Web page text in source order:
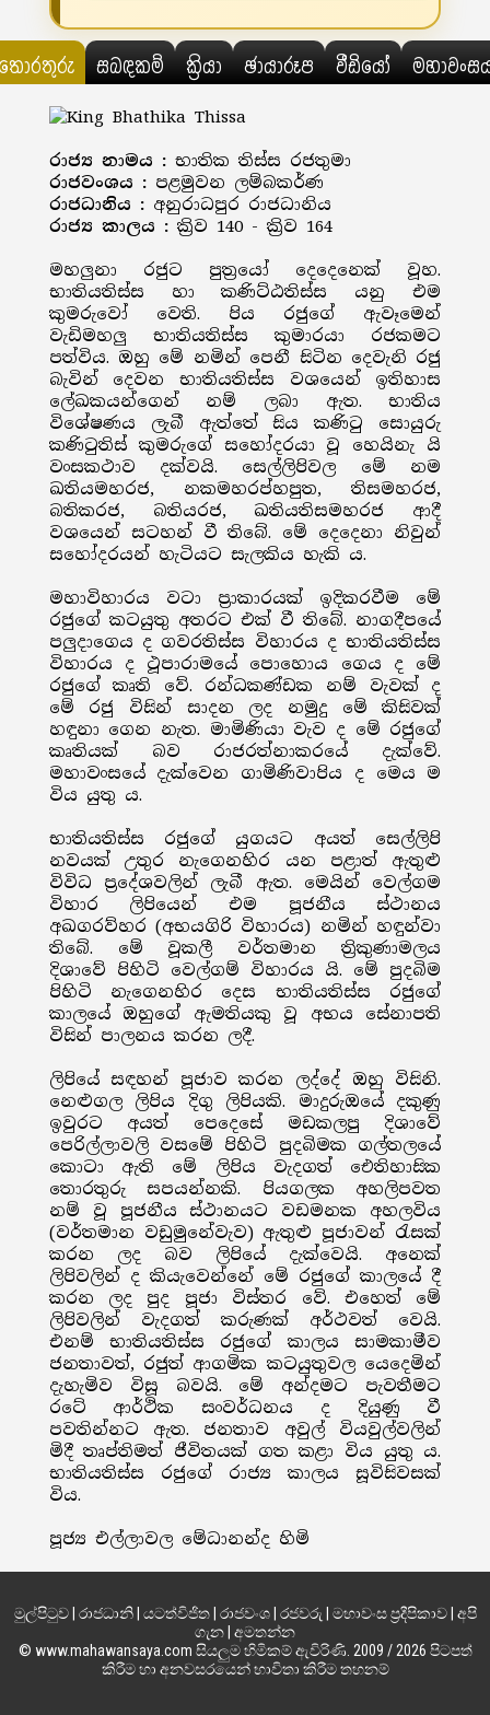
සබඳකම් ක්‍රියා ඡායාරූප වීඩියෝ
රාජ්‍ය නාමය : භාතික තිස්ස රජතුමා
රාජවංශය : පළමුවන ලම්බකර්ණ
රාජධානිය : අනුරාධපුර රාජධානිය
රාජ්‍ය කාලය : ක්‍රිව 140 - ක්‍රිව 164
මහලුනා රජුට පුත්‍රයෝ දෙදෙනෙක් වූහ.
භාතියතිස්ස හා කණිට්ඨතිස්ස යනු එම
කුමරුවෝ වෙති. පිය රජුගේ ඇවෑමෙන්
වැඩිමහලු භාතියතිස්ස කුමාරයා රජකමට
පත්විය. ඔහු මේ නමින් පෙනී සිටින දෙවැනි රජු
බැවින් දෙවන භාතියතිස්ස වශයෙන් ඉතිහාස
ලේඛකයන්ගෙන් නම් ලබා ඇත. භාතිය
විශේෂණය ලැබී ඇත්තේ සිය කණිටු සොයුරු
කණිටුතිස් කුමරුගේ සහෝදරයා වූ හෙයිනැ යි
වංසකථාව දක්වයි. සෙල්ලිපිවල මේ නම
ඛතියමහරජ, නකමහරප්හපුත, තිසමහරජ,
බතිකරජ, බතියරජ, ඛතියතිසමහරජ ආදී
වශයෙන් සටහන් වී තිබේ. මේ දෙදෙනා නිවුන්
සහෝදරයන් හැටියට සැලකිය හැකි ය.
මහාවිහාරය වටා ප්‍රාකාරයක් ඉදිකරවීම මේ
රජුගේ කටයුතු අතරට එක් වී තිබේ. නාගදීපයේ
පලුදාගෙය ද ගවරතිස්ස විහාරය ද භාතියතිස්ස
විහාරය ද ථූපාරාමයේ පොහොය ගෙය ද මේ
රජුගේ කෘති වේ. රන්ධකණ්ඩක නම් වැවක් ද
මේ රජු විසින් සාදන ලද නමුදු මේ කිසිවක්
හඳුනා ගෙන නැත. මාමිණියා වැව ද මේ රජුගේ
කෘතියක් බව රාජරත්නාකරයේ දැක්වේ.
මහාවංසයේ දැක්වෙන ගාමිණිවාපිය ද මෙය ම
විය යුතු ය.
භාතියතිස්ස රජුගේ යුගයට අයත් සෙල්ලිපි
නවයක් උතුර නැගෙනහිර යන පළාත් ඇතුළු
විවිධ ප්‍රදේශවලින් ලැබී ඇත. මෙයින් වෙල්ගම
විහාර ලිපියෙන් එම පූජනීය ස්ථානය
අඛගරව්හර (අභයගිරි විහාරය) නමින් හඳුන්වා
තිබේ. මේ වූකලී වර්තමාන ත්‍රිකුණාමලය
දිශාවේ පිහිටි වෙල්ගම් විහාරය යි. මේ පුදබිම
පිහිටි නැගෙනහිර දෙස භාතියතිස්ස රජුගේ
කාලයේ ඔහුගේ ඇමතියකු වූ අභය සේනාපති
විසින් පාලනය කරන ලදී.
ලිපියේ සඳහන් පූජාව කරන ලද්දේ ඔහු විසිනි.
නෙළුගල ලිපිය දිගු ලිපියකි. මාදුරුඔයේ දකුණු
ඉවුරට අයත් පෙදෙසේ මඩකලපු දිශාවේ
පෙරිල්ලාවලි වසමේ පිහිටි පුදබිමක ගල්තලයේ
කොටා ඇති මේ ලිපිය වැදගත් ඓතිහාසික
තොරතුරු සපයන්නකි. පියගලක අහලිපවත
නම් වූ පූජනීය ස්ථානයට වඩමනක අහලවිය
(වර්තමාන වඩුමුනේවැව) ඇතුළු පූජාවන් රැසක්
කරන ලද බව ලිපියේ දැක්වෙයි. අනෙක්
ලිපිවලින් ද කියැවෙන්නේ මේ රජුගේ කාලයේ දී
කරන ලද පුද පූජා විස්තර වේ. එහෙත් මේ
ලිපිවලින් වැදගත් කරුණක් අර්ථවත් වෙයි.
එනම් භාතියතිස්ස රජුගේ කාලය සාමකාමීව
ජනතාවත්, රජුත් ආගමික කටයුතුවල යෙදෙමින්
දැහැමිව විසූ බවයි. මේ අන්දමට පැවතීමට
රටේ ආර්ථික සංවර්ධනය ද දියුණු වී
පවතින්නට ඇත. ජනතාව අවුල් වියවුල්වලින්
මිදී තෘප්තිමත් ජීවිතයක් ගත කළා විය යුතු ය.
භාතියතිස්ස රජුගේ රාජ්‍ය කාලය සූවිසිවසක්
විය.
පූජ්‍ය එල්ලාවල මේධානන්ද හිමි
මුල්පිටුව| රාජධානි| යටත්විජිත| රාජවංශ| රජවරු මහාවංස ප්‍රදීපිකාව| අපි
ගැන අමතන්න
© www.mahawansaya.com සියලුම හිමිකම් ඇවිරිණි. 2009 / 2026 පිටපත්
කිරීම හා අනවසරයෙන් භාවිතා කිරීම තහනම්